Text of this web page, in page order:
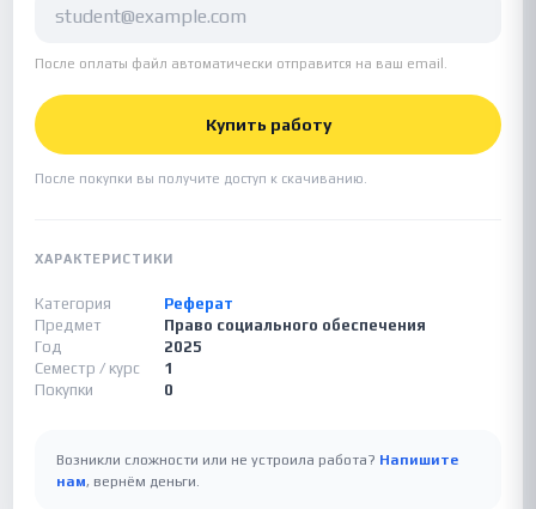
После оплаты файл автоматически отправится на ваш email.
Купить работу
После покупки вы получите доступ к скачиванию.
ХАРАКТЕРИСТИКИ
Категория
Реферат
Предмет
Право социального обеспечения
Год
2025
Семестр / курс
1
Покупки
0
Возникли сложности или не устроила работа? Напишите
нам, вернём деньги.